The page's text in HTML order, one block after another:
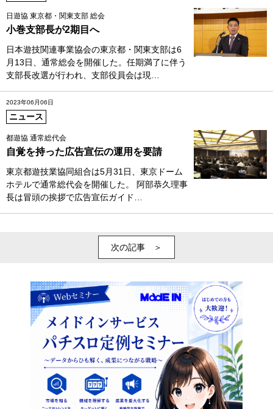
日遊協 東京都・関東支部 総会
小巻支部長が2期目へ
日本遊技関連事業協会の東京都・関東支部は6
月13日、通常総会を開催した。任期満了に伴う
支部長改選が行われ、支部役員会は現…
2023年06月06日
ニュース
都遊協 通常総代会
自覚を持った広告宣伝の運用を要請
東京都遊技業協同組合は5月31日、東京ドーム
ホテルで通常総代会を開催した。 阿部恭久理事
長は冒頭の挨拶で広告宣伝ガイド…
次の記事 ＞